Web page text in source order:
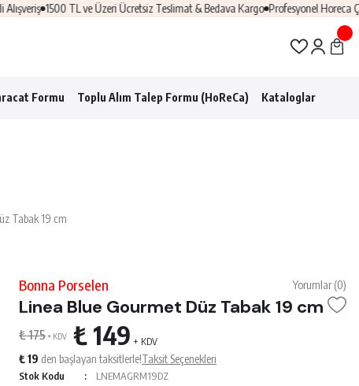
1500 TL ve Üzeri Ücretsiz Teslimat & Bedava Kargo Profesyonel Horeca
Formu Toplu Alım Talep Formu (HoReCa) Kataloglar
Tabak 19 cm
Bonna Porselen Yorumlar (0)
Linea Blue Gourmet Düz Tabak 19 cm
₺ 175+ KDV ₺ 149 + KDV
₺ 19 den başlayan taksitlerle!Taksit Seçenekleri
Stok Kodu LNEMAGRM19DZ